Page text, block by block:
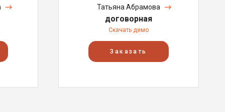
Татьяна Абрамова
договорная
Скачать демо
Заказать